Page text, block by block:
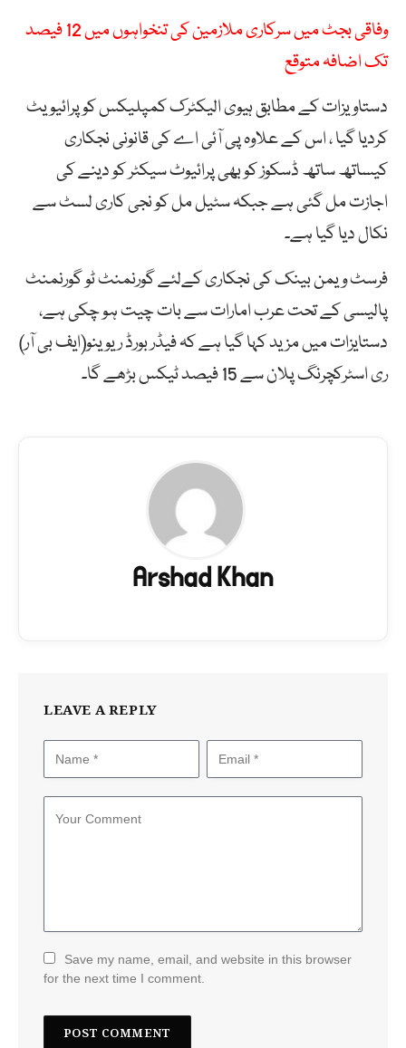
وفاقی بجٹ میں سرکاری ملازمین کی تنخواہوں میں 12 فیصد
تک اضافہ متوقع
دستاویزات کے مطابق ہیوی الیکٹرک کمپلیکس کو پرائیویٹ
کردیا گیا ، اس کے علاوہ پی آئی اے کی قانونی نجکاری
کیساتھ ساتھ ڈسکوز کو بھی پرائیوٹ سیکٹر کو دینے کی
اجازت مل گئی ہے جبکہ سٹیل مل کو نجی کاری لسٹ سے
نکال دیا گیا ہے۔
فرسٹ ویمن بینک کی نجکاری کےلئے گورنمنٹ ٹو گورنمنٹ
پالیسی کے تحت عرب امارات سے بات چیت ہو چکی ہے،
دستایزات میں مزید کہا گیا ہے کہ فیڈر بورڈ ریوینو(ایف بی آر)
ری اسٹرکچرنگ پلان سے 15 فیصد ٹیکس بڑھے گا۔
Arshad Khan
LEAVE A REPLY
Save my name, email, and website in this browser
for the next time I comment.